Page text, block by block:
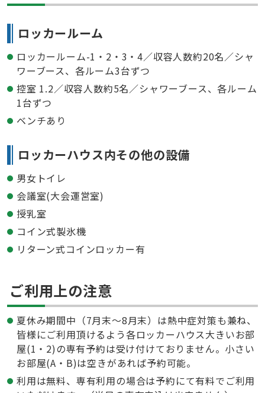
ロッカールーム
ロッカールーム-1・2・3・4／収容人数約20名／シャ
ワーブース、各ルーム3台ずつ
控室 1.2／収容人数約5名／シャワーブース、各ルーム
1台ずつ
ベンチあり
ロッカーハウス内その他の設備
男女トイレ
会議室(大会運営室)
授乳室
コイン式製氷機
リターン式コインロッカー有
ご利用上の注意
夏休み期間中（7月末～8月末）は熱中症対策も兼ね、
皆様にご利用頂けるよう各ロッカーハウス大きいお部
屋(1・2)の専有予約は受け付けておりません。小さい
お部屋(A・B)は空きがあれば予約可能。
利用は無料、専有利用の場合は予約にて有料でご利用